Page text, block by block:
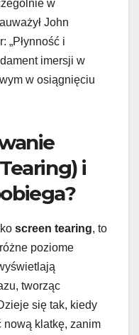
w
John
„Płynność i
imersji w
w osiągnięciu
i
screen tearing, to
poziome
tworząc
się tak, kiedy
klatkę, zanim